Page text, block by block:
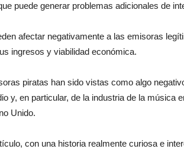
puede generar problemas adicionales de
afectar negativamente a las emisoras
ingresos y viabilidad económica.
piratas han sido vistas como algo
y, en particular, de la industria de la música
Unido.
con una historia realmente curiosa e